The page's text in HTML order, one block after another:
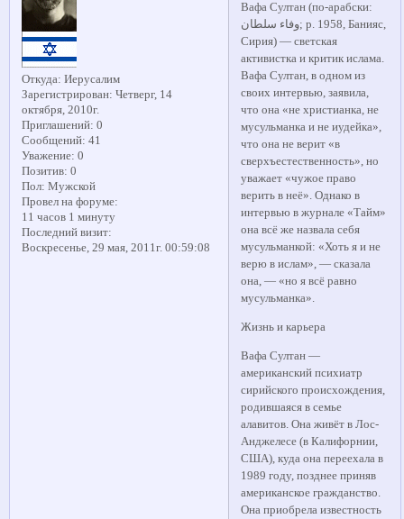
Откуда: Иерусалим
Зарегистрирован: Четверг, 14
октября, 2010г.
Приглашений: 0
Сообщений: 41
Уважение: 0
Позитив: 0
Пол: Мужской
Провел на форуме:
11 часов 1 минуту
Последний визит:
Воскресенье, 29 мая, 2011г. 00:59:08
Вафа Султан (по-арабски:
وفاء سلطان; р. 1958, Банияс,
Сирия) — светская
активистка и критик ислама.
Вафа Султан, в одном из
своих интервью, заявила,
что она «не христианка, не
мусульманка и не иудейка»,
что она не верит «в
сверхъестественность», но
уважает «чужое право
верить в неё». Однако в
интервью в журнале «Тайм»
она всё же назвала себя
мусульманкой: «Хоть я и не
верю в ислам», — сказала
она, — «но я всё равно
мусульманка».
Жизнь и карьера
Вафа Султан —
американский психиатр
сирийского происхождения,
родившаяся в семье
алавитов. Она живёт в Лос-
Анджелесе (в Калифорнии,
США), куда она переехала в
1989 году, позднее приняв
американское гражданство.
Она приобрела известность